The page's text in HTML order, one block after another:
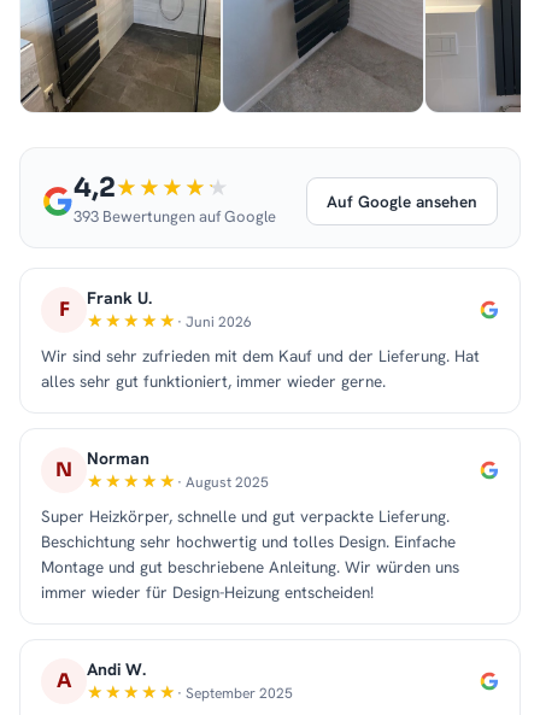
4,2
393 Bewertungen auf Google
Auf Google ansehen
F Frank U.
· Juni 2026
Wir sind sehr zufrieden mit dem Kauf und der Lieferung. Hat
alles sehr gut funktioniert, immer wieder gerne.
N Norman
· August 2025
Super Heizkörper, schnelle und gut verpackte Lieferung.
Beschichtung sehr hochwertig und tolles Design. Einfache
Montage und gut beschriebene Anleitung. Wir würden uns
immer wieder für Design-Heizung entscheiden!
A Andi W.
· September 2025